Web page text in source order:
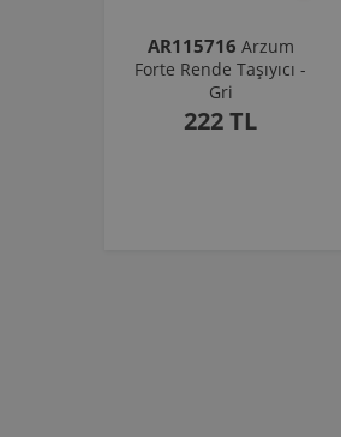
AR115716 Arzum
Forte Rende Taşıyıcı -
Gri
222 TL